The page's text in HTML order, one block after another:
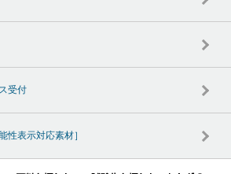
受付
性表示対応素材］